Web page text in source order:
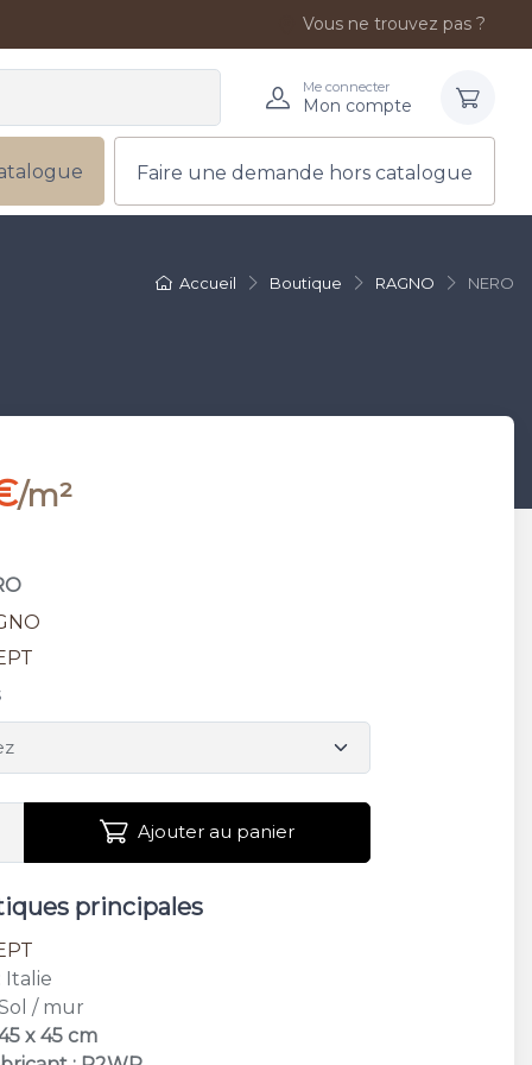
Vous ne trouvez pas ?
Me connecter
Mon compte
Faire une demande hors catalogue
Accueil Boutique RAGNO NERO
/m²
Ajouter au panier
principales
: Italie
/ mur
x 45 cm